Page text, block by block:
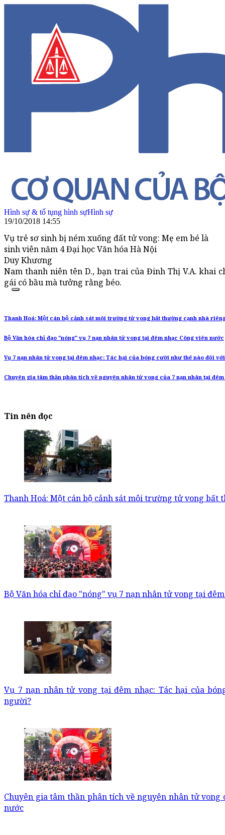
Hình sự & tố tụng hình sựHình sự
19/10/2018 14:55
Vụ trẻ sơ sinh bị ném xuống đất tử vong: Mẹ em bé là
sinh viên năm 4 Đại học Văn hóa Hà Nội
Duy Khương
Nam thanh niên tên D., bạn trai của Đinh Thị V.A. khai
gái có bầu mà tưởng rằng béo.
Thanh Hoá: Một cán bộ cảnh sát môi trường tử vong bất thường cạnh nhà
Bộ Văn hóa chỉ đạo "nóng" vụ 7 nạn nhân tử vong tại đêm nhạc Công viên nước
Vụ 7 nạn nhân tử vong tại đêm nhạc: Tác hại của bóng cười như thế nào đối
Chuyên gia tâm thần phân tích về nguyên nhân tử vong của 7 nạn nhân tại
Tin nên đọc
Thanh Hoá: Một cán bộ cảnh sát môi trường tử vong bất
Bộ Văn hóa chỉ đạo "nóng" vụ 7 nạn nhân tử vong tại
Vụ 7 nạn nhân tử vong tại đêm nhạc: Tác hại của
người?
Chuyên gia tâm thần phân tích về nguyên nhân tử vong
nước